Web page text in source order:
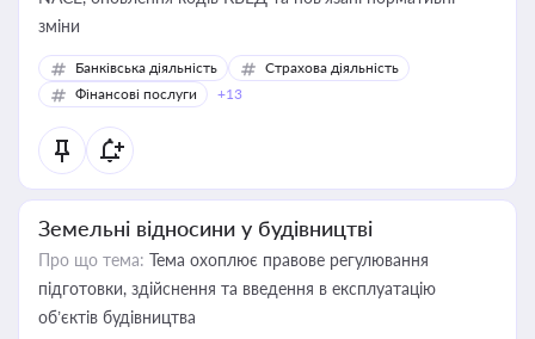
зміни
Банківська діяльність
Страхова діяльність
Фінансові послуги
+13
Земельні відносини у будівництві
Про що тема: Тема охоплює правове регулювання
підготовки, здійснення та введення в експлуатацію
об’єктів будівництва